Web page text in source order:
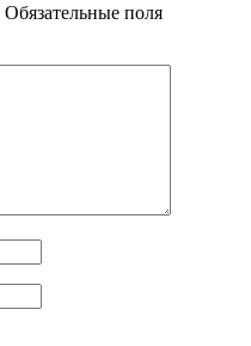
Обязательные поля